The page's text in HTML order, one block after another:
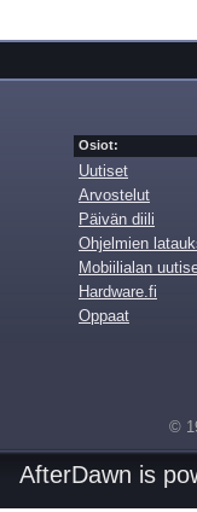
Osiot:
Uutiset
Arvostelut
Päivän diili
Ohjelmien
Mobiilialan
Hardware.fi
Oppaat
©
AfterDawn is